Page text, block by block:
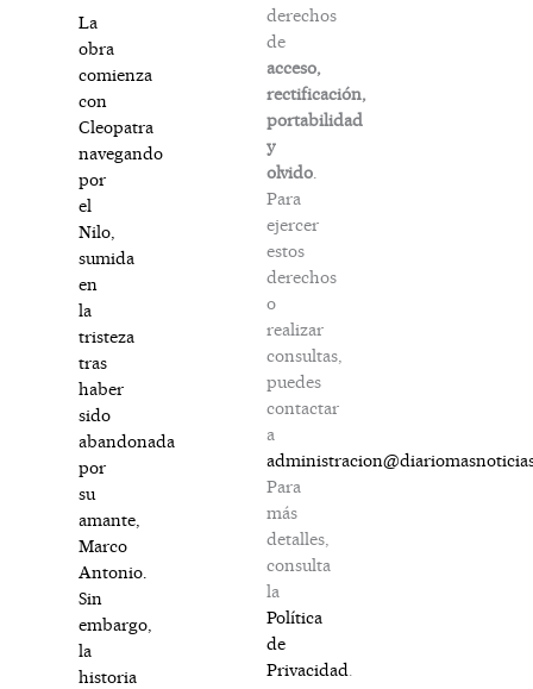
La
obra
comienza
con
Cleopatra
navegando
por
el
Nilo,
sumida
en
la
tristeza
tras
haber
sido
abandonada
por
su
amante,
Marco
Antonio.
Sin
embargo,
la
historia
derechos
de
acceso,
rectificación,
portabilidad
y
olvido.
Para
ejercer
estos
derechos
o
realizar
consultas,
puedes
contactar
a
Para
más
detalles,
consulta
la
Política
de
Privacidad